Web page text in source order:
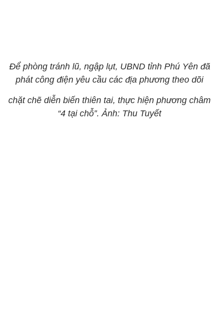
Để phòng tránh lũ, ngập lụt, UBND tỉnh Phú Yên đã
phát công điện yêu cầu các địa phương theo dõi
chặt chẽ diễn biến thiên tai, thực hiện phương châm
“4 tại chỗ”. Ảnh: Thu Tuyết